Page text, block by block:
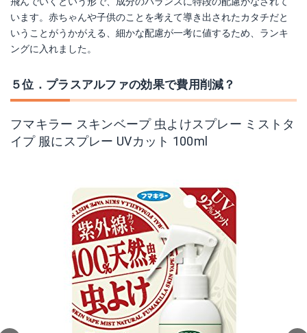
います。赤ちゃんや子供のことを考えて導き出されたカタチだと
いうことがうかがえる、細かな配慮が一考に値するため、ランキ
ングに入れました。
５位．プラスアルファの効果で費用削減？
フマキラー スキンベープ 虫よけスプレー ミストタ
イプ 服にスプレー UVカット 100ml